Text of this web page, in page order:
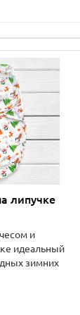
липучке
и
идеальный
зимних